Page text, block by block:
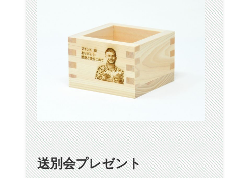
送別会プレゼント